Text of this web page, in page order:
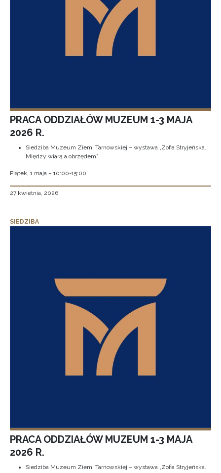
PRACA ODDZIAŁÓW MUZEUM 1-3 MAJA
2026 R.
Siedziba Muzeum Ziemi Tarnowskiej – wystawa „Zofia Stryjeńska.
Między wiarą a obrzędem”
Piątek, 1 maja – 10:00-15:00
27 kwietnia, 2026
SIEDZIBA
PRACA ODDZIAŁÓW MUZEUM 1-3 MAJA
2026 R.
Siedziba Muzeum Ziemi Tarnowskiej – wystawa „Zofia Stryjeńska.